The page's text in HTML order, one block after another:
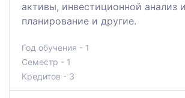
активы, инвестиционной анализ
планирование и другие.
Год обучения - 1
Семестр - 1
Кредитов - 3